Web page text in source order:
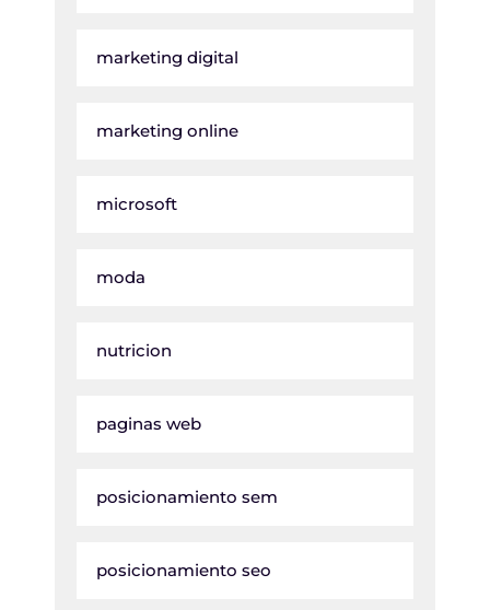
marketing digital
marketing online
microsoft
moda
nutricion
paginas web
posicionamiento sem
posicionamiento seo